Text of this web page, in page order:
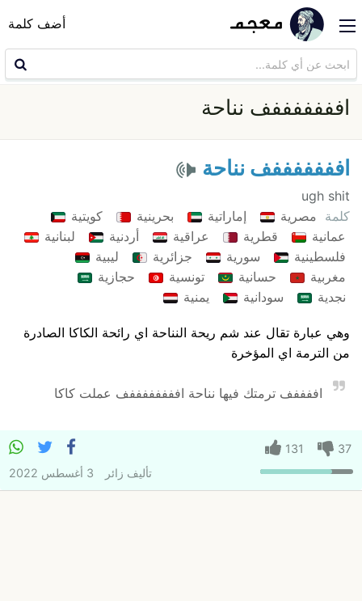
أضف كلمة
افففففففف نناحة
افففففففف نناحة
ugh shit
كلمة مصرية إماراتية بحرينية
كويتية
عمانية
قطرية عراقية أردنية
لبنانية
فلسطينية
سورية جزائرية
ليبية
مغربية
حسانية تونسية
حجازية
نجدية
سودانية يمنية
وهي عبارة تقال عند شم ريحة النناحة اي رائحة الكاكا الصادرة
من الترمة اي المؤخرة
اففففف ترمتك فيها نناحة اففففففففف عملت كاكا
37
131
تأليف زائر 3 أغسطس 2022